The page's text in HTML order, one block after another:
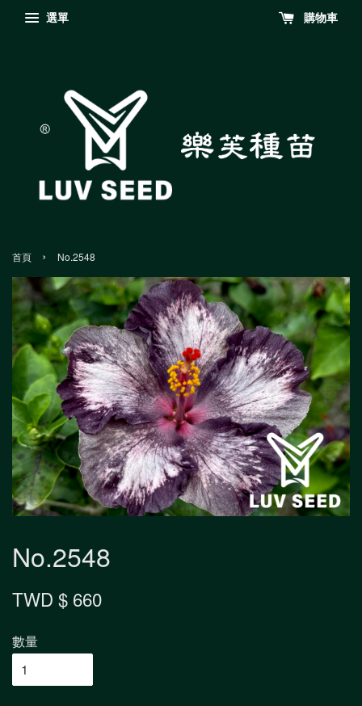
選單 購物車
首頁 › No.2548
No.2548
TWD $ 660
數量